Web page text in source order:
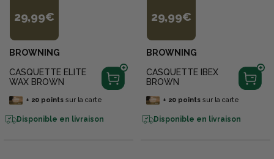
29,99€
BROWNING
CASQUETTE ELITE
WAX BROWN
+ 20pointssur la carte
Disponible en livraison
29,99€
BROWNING
CASQUETTE IBEX
BROWN
+ 20pointssur la carte
Disponible en livraison